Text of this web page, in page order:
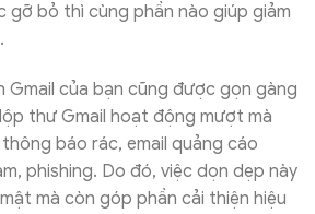
gỡ bỏ thì cùng phần nào giúp giảm
của bạn cũng được gọn gàng
thư Gmail hoạt động mượt mà
báo rác, email quảng cáo
phishing. Do đó, việc dọn dẹp này
mà còn góp phần cải thiện hiệu